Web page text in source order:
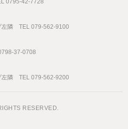
0795-42-7728
左隣 TEL 079-562-9100
37-0708
左隣 TEL 079-562-9200
RESERVED.